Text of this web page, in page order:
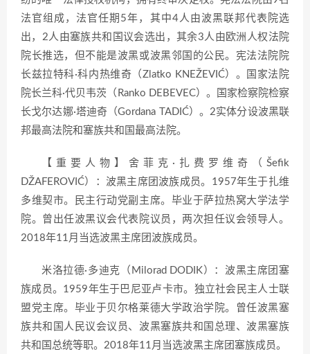
法官组成，法官任期5年，其中4人由波黑联邦代表院选
出，2人由塞族共和国议会选出，其余3人由欧洲人权法院
院长推选，但不能是波黑或波黑邻国的公民。宪法法院院
长兹拉特科·科内热维奇（Zlatko KNEŽEVIĆ）。国家法院
院长兰科·代贝韦茨（Ranko DEBEVEC）。国家检察院检察
长戈尔达娜·塔迪奇（Gordana TADIĆ）。2实体分设波黑联
邦最高法院和塞族共和国最高法院。
【重要人物】舍菲克·扎费罗维奇（Šefik
DŽAFEROVIĆ）：波黑主席团波族成员。1957年生于扎维
多维契市。民主行动党副主席。毕业于萨拉热窝大学法学
院。曾出任波黑议会代表院议员，两次担任议会领导人。
2018年11月当选波黑主席团波族成员。
米洛拉德·多迪克（Milorad DODIK）：波黑主席团塞
族成员。1959年生于巴尼亚卢卡市。独立社会民主人士联
盟党主席。毕业于贝尔格莱德大学政治学院。曾任波黑塞
族共和国人民议会议员、波黑塞族共和国总理、波黑塞族
共和国总统等职。2018年11月当选波黑主席团塞族成员。